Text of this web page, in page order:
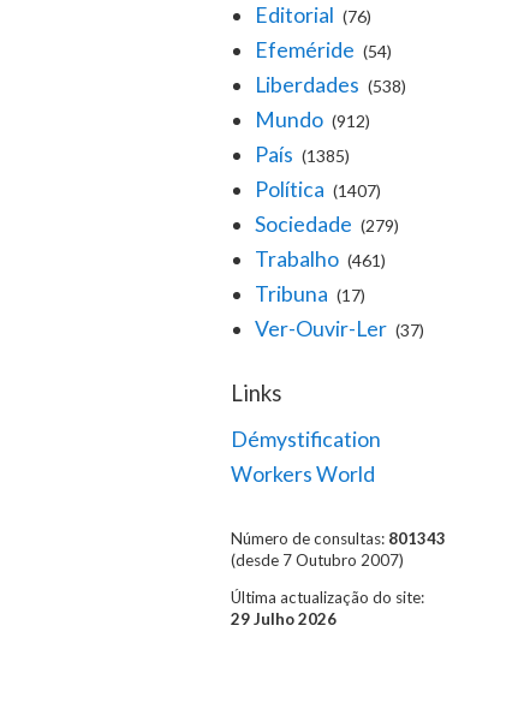
Editorial (76)
Efeméride (54)
Liberdades (538)
Mundo (912)
País (1385)
Política (1407)
Sociedade (279)
Trabalho (461)
Tribuna (17)
Ver-Ouvir-Ler (37)
Links
Démystification
Workers World
Número de consultas: 801343
(desde 7 Outubro 2007)
Última actualização do site:
29 Julho 2026